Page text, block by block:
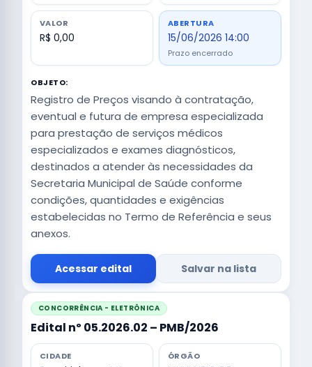
VALOR
R$ 0,00
ABERTURA
15/06/2026 14:00
Prazo encerrado
OBJETO:
Registro de Preços visando à contratação,
eventual e futura de empresa especializada
para prestação de serviços médicos
especializados e exames diagnósticos,
destinados a atender às necessidades da
Secretaria Municipal de Saúde conforme
condições, quantidades e exigências
estabelecidas no Termo de Referência e seus
anexos.
Acessar edital Salvar na lista
CONCORRÊNCIA - ELETRÔNICA
Edital nº 05.2026.02 – PMB/2026
CIDADE ÓRGÃO